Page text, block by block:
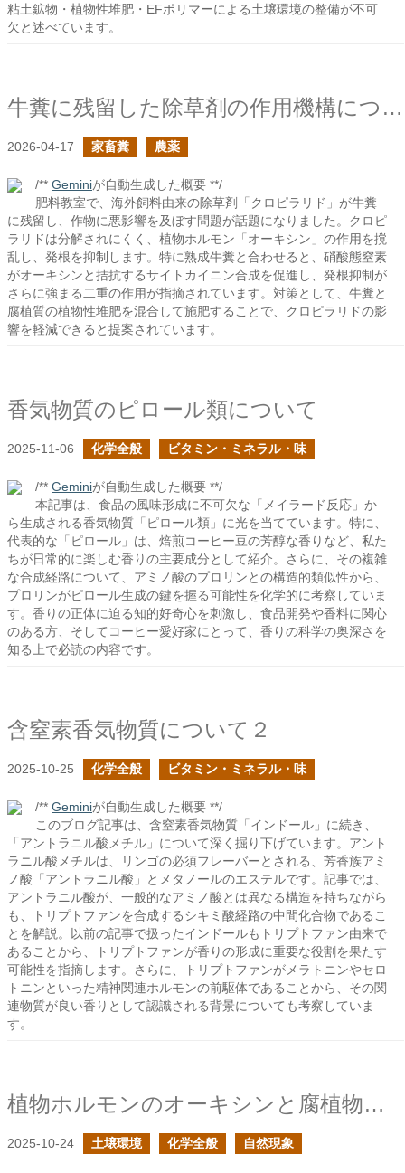
粘土鉱物・植物性堆肥・EFポリマーによる土壌環境の整備が不可
欠と述べています。
牛糞に残留した除草剤の作用機構について
2026-04-17 家畜糞 農薬
/** Geminiが自動生成した概要 **/
肥料教室で、海外飼料由来の除草剤「クロピラリド」が牛糞
に残留し、作物に悪影響を及ぼす問題が話題になりました。クロピ
ラリドは分解されにくく、植物ホルモン「オーキシン」の作用を撹
乱し、発根を抑制します。特に熟成牛糞と合わせると、硝酸態窒素
がオーキシンと拮抗するサイトカイニン合成を促進し、発根抑制が
さらに強まる二重の作用が指摘されています。対策として、牛糞と
腐植質の植物性堆肥を混合して施肥することで、クロピラリドの影
響を軽減できると提案されています。
香気物質のピロール類について
2025-11-06 化学全般 ビタミン・ミネラル・味
/** Geminiが自動生成した概要 **/
本記事は、食品の風味形成に不可欠な「メイラード反応」か
ら生成される香気物質「ピロール類」に光を当てています。特に、
代表的な「ピロール」は、焙煎コーヒー豆の芳醇な香りなど、私た
ちが日常的に楽しむ香りの主要成分として紹介。さらに、その複雑
な合成経路について、アミノ酸のプロリンとの構造的類似性から、
プロリンがピロール生成の鍵を握る可能性を化学的に考察していま
す。香りの正体に迫る知的好奇心を刺激し、食品開発や香料に関心
のある方、そしてコーヒー愛好家にとって、香りの科学の奥深さを
知る上で必読の内容です。
含窒素香気物質について２
2025-10-25 化学全般 ビタミン・ミネラル・味
/** Geminiが自動生成した概要 **/
このブログ記事は、含窒素香気物質「インドール」に続き、
「アントラニル酸メチル」について深く掘り下げています。アント
ラニル酸メチルは、リンゴの必須フレーバーとされる、芳香族アミ
ノ酸「アントラニル酸」とメタノールのエステルです。記事では、
アントラニル酸が、一般的なアミノ酸とは異なる構造を持ちながら
も、トリプトファンを合成するシキミ酸経路の中間化合物であるこ
とを解説。以前の記事で扱ったインドールもトリプトファン由来で
あることから、トリプトファンが香りの形成に重要な役割を果たす
可能性を指摘します。さらに、トリプトファンがメラトニンやセロ
トニンといった精神関連ホルモンの前駆体であることから、その関
連物質が良い香りとして認識される背景についても考察していま
す。
植物ホルモンのオーキシンと腐植物質の繋がり
2025-10-24 土壌環境 化学全般 自然現象